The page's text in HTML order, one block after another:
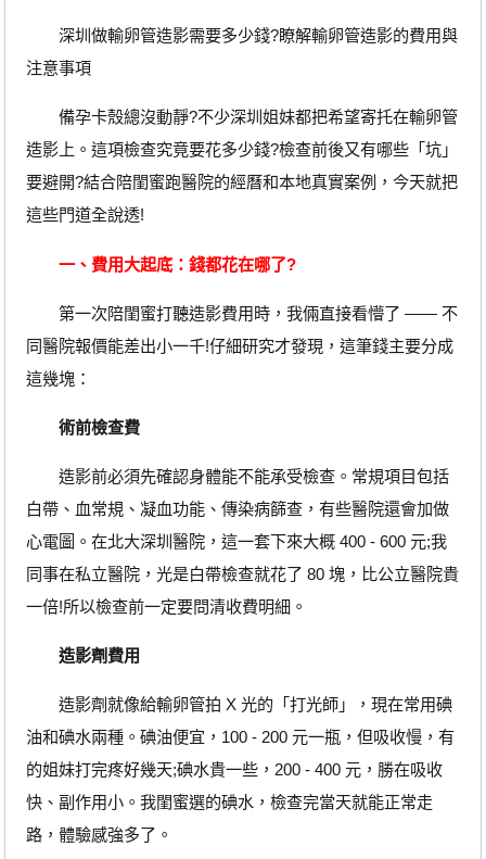
深圳做輸卵管造影需要多少錢?瞭解輸卵管造影的費用與
注意事項
備孕卡殼總沒動靜?不少深圳姐妹都把希望寄托在輸卵管
造影上。這項檢查究竟要花多少錢?檢查前後又有哪些「坑」
要避開?結合陪閨蜜跑醫院的經曆和本地真實案例，今天就把
這些門道全說透!
一、費用大起底：錢都花在哪了?
第一次陪閨蜜打聽造影費用時，我倆直接看懵了 —— 不
同醫院報價能差出小一千!仔細研究才發現，這筆錢主要分成
這幾塊：
術前檢查費
造影前必須先確認身體能不能承受檢查。常規項目包括
白帶、血常規、凝血功能、傳染病篩查，有些醫院還會加做
心電圖。在北大深圳醫院，這一套下來大概 400 - 600 元;我
同事在私立醫院，光是白帶檢查就花了 80 塊，比公立醫院貴
一倍!所以檢查前一定要問清收費明細。
造影劑費用
造影劑就像給輸卵管拍 X 光的「打光師」，現在常用碘
油和碘水兩種。碘油便宜，100 - 200 元一瓶，但吸收慢，有
的姐妹打完疼好幾天;碘水貴一些，200 - 400 元，勝在吸收
快、副作用小。我閨蜜選的碘水，檢查完當天就能正常走
路，體驗感強多了。